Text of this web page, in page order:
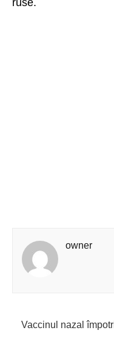
ruse.
owner
Vaccinul nazal